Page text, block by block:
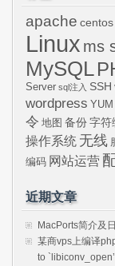
apache centos
Linux ms
MySQL
Server sql注入 SSH
wordpress YUM
令 地图 备份 字符
操作系统 无线
编码 网站运营
近期文章
MacPorts简介及
某商vps上编译
to